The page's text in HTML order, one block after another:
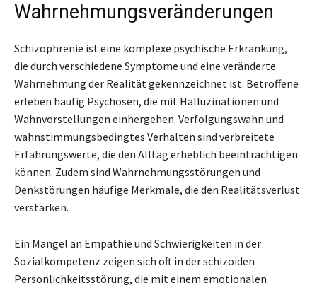
Wahrnehmungsveränderungen
Schizophrenie ist eine komplexe psychische Erkrankung,
die durch verschiedene Symptome und eine veränderte
Wahrnehmung der Realität gekennzeichnet ist. Betroffene
erleben häufig Psychosen, die mit Halluzinationen und
Wahnvorstellungen einhergehen. Verfolgungswahn und
wahnstimmungsbedingtes Verhalten sind verbreitete
Erfahrungswerte, die den Alltag erheblich beeinträchtigen
können. Zudem sind Wahrnehmungsstörungen und
Denkstörungen häufige Merkmale, die den Realitätsverlust
verstärken.
Ein Mangel an Empathie und Schwierigkeiten in der
Sozialkompetenz zeigen sich oft in der schizoiden
Persönlichkeitsstörung, die mit einem emotionalen